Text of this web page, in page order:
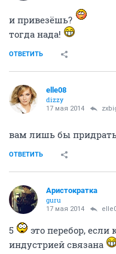
и привезёшь?
тогда нада!
ОТВЕТИТЬ
elle08
dizzy
17 мая 2014
вам лишь бы
ОТВЕТИТЬ
Аристократка
guru
17 мая 2014
5
это перебор, если
индустрией связана